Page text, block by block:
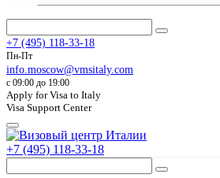
+7 (495) 118-33-18
Пн-Пт
info.moscow@vmsitaly.com
c 09:00 до 19:00
Apply for Visa to Italy
Visa Support Center
+7 (495) 118-33-18